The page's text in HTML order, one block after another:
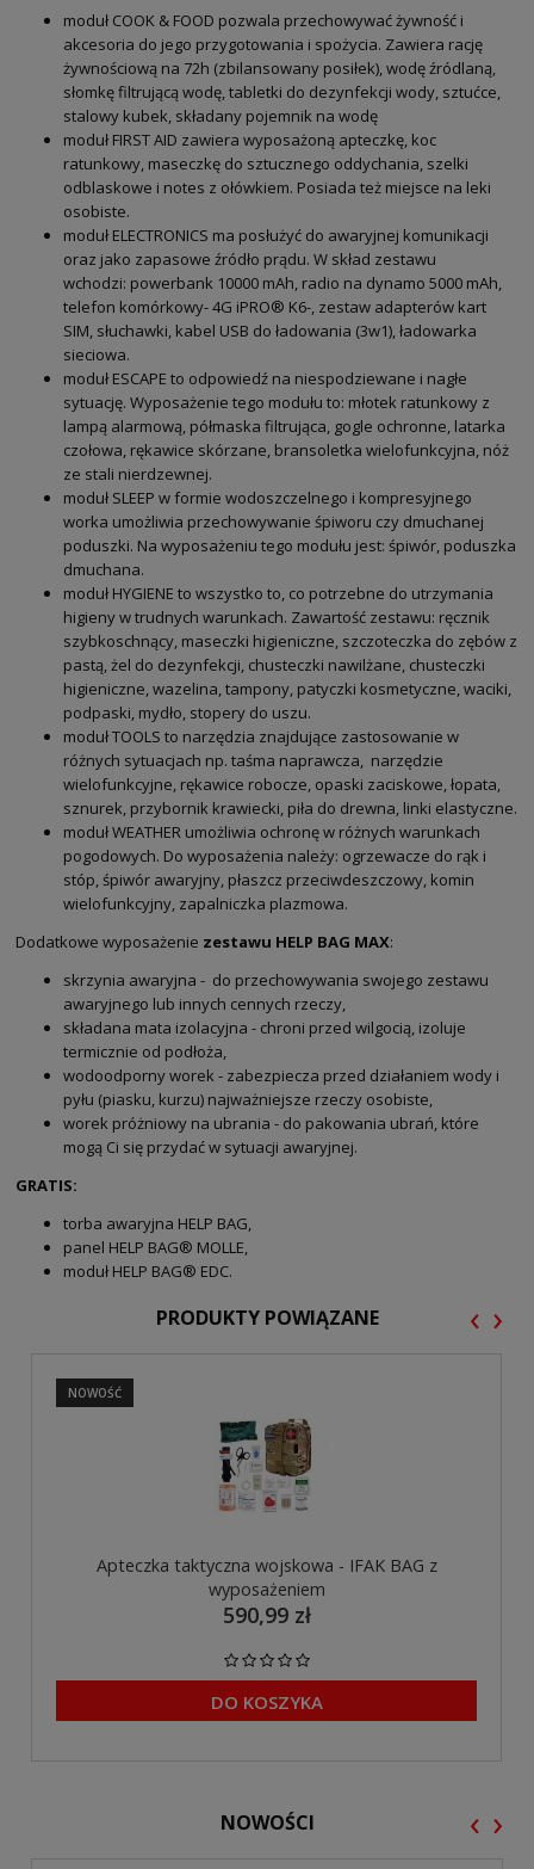
moduł COOK & FOOD pozwala przechowywać żywność i
akcesoria do jego przygotowania i spożycia. Zawiera rację
żywnościową na 72h (zbilansowany posiłek), wodę źródlaną,
słomkę filtrującą wodę, tabletki do dezynfekcji wody, sztućce,
stalowy kubek, składany pojemnik na wodę
moduł FIRST AID zawiera wyposażoną apteczkę, koc
ratunkowy, maseczkę do sztucznego oddychania, szelki
odblaskowe i notes z ołówkiem. Posiada też miejsce na leki
osobiste.
moduł ELECTRONICS ma posłużyć do awaryjnej komunikacji
oraz jako zapasowe źródło prądu. W skład zestawu
wchodzi: powerbank 10000 mAh, radio na dynamo 5000 mAh,
telefon komórkowy- 4G iPRO® K6-, zestaw adapterów kart
SIM, słuchawki, kabel USB do ładowania (3w1), ładowarka
sieciowa.
moduł ESCAPE to odpowiedź na niespodziewane i nagłe
sytuację. Wyposażenie tego modułu to: młotek ratunkowy z
lampą alarmową, półmaska filtrująca, gogle ochronne, latarka
czołowa, rękawice skórzane, bransoletka wielofunkcyjna, nóż
ze stali nierdzewnej.
moduł SLEEP w formie wodoszczelnego i kompresyjnego
worka umożliwia przechowywanie śpiworu czy dmuchanej
poduszki. Na wyposażeniu tego modułu jest: śpiwór, poduszka
dmuchana.
moduł HYGIENE to wszystko to, co potrzebne do utrzymania
higieny w trudnych warunkach. Zawartość zestawu: ręcznik
szybkoschnący, maseczki higieniczne, szczoteczka do zębów z
pastą, żel do dezynfekcji, chusteczki nawilżane, chusteczki
higieniczne, wazelina, tampony, patyczki kosmetyczne, waciki,
podpaski, mydło, stopery do uszu.
moduł TOOLS to narzędzia znajdujące zastosowanie w
różnych sytuacjach np. taśma naprawcza, narzędzie
wielofunkcyjne, rękawice robocze, opaski zaciskowe, łopata,
sznurek, przybornik krawiecki, piła do drewna, linki elastyczne.
moduł WEATHER umożliwia ochronę w różnych warunkach
pogodowych. Do wyposażenia należy: ogrzewacze do rąk i
stóp, śpiwór awaryjny, płaszcz przeciwdeszczowy, komin
wielofunkcyjny, zapalniczka plazmowa.
Dodatkowe wyposażenie zestawu HELP BAG MAX:
skrzynia awaryjna - do przechowywania swojego zestawu
awaryjnego lub innych cennych rzeczy,
składana mata izolacyjna - chroni przed wilgocią, izoluje
termicznie od podłoża,
wodoodporny worek - zabezpiecza przed działaniem wody i
pyłu (piasku, kurzu) najważniejsze rzeczy osobiste,
worek próżniowy na ubrania - do pakowania ubrań, które
mogą Ci się przydać w sytuacji awaryjnej.
GRATIS:
torba awaryjna HELP BAG,
panel HELP BAG® MOLLE,
moduł HELP BAG® EDC.
PRODUKTY POWIĄZANE
Apteczka taktyczna wojskowa - IFAK BAG z
wyposażeniem
590,99 zł
DO KOSZYKA
NOWOŚĆ
‹ ›
NOWOŚCI ‹ ›